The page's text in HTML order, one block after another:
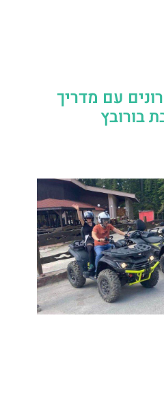
עם מדריך
בורובץ